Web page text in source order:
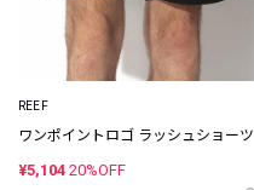
REEF
ワンポイントロゴ ラッシュショーツ
¥5,104 20%OFF